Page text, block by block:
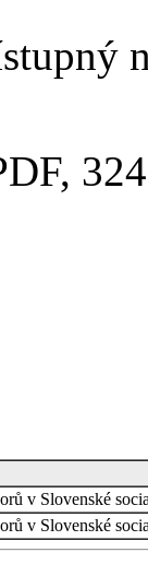
v Slovenské
v Slovenské